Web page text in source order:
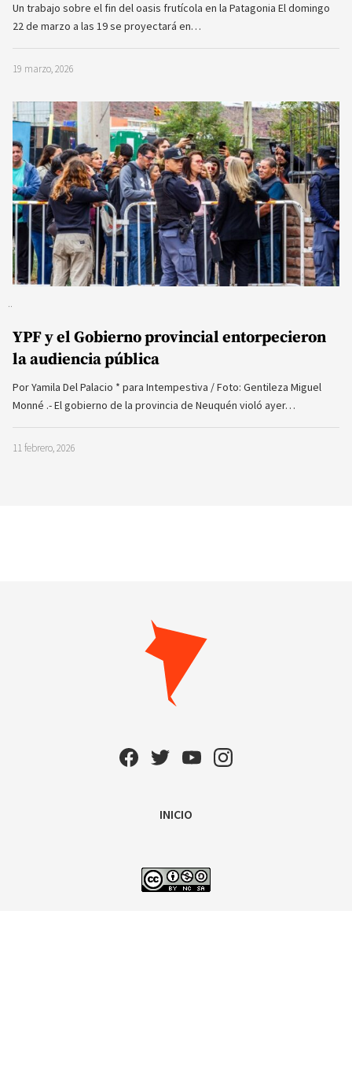
Un trabajo sobre el fin del oasis frutícola en la Patagonia El domingo
22 de marzo a las 19 se proyectará en…
19 marzo, 2026
YPF y el Gobierno provincial entorpecieron
la audiencia pública
Por Yamila Del Palacio * para Intempestiva / Foto: Gentileza Miguel
Monné .- El gobierno de la provincia de Neuquén violó ayer…
11 febrero, 2026
INICIO